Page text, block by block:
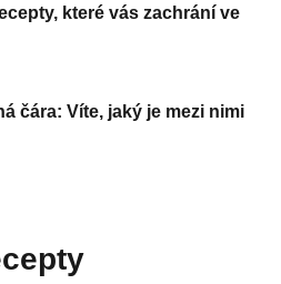
které vás zachrání ve
čára: Víte, jaký je mezi nimi